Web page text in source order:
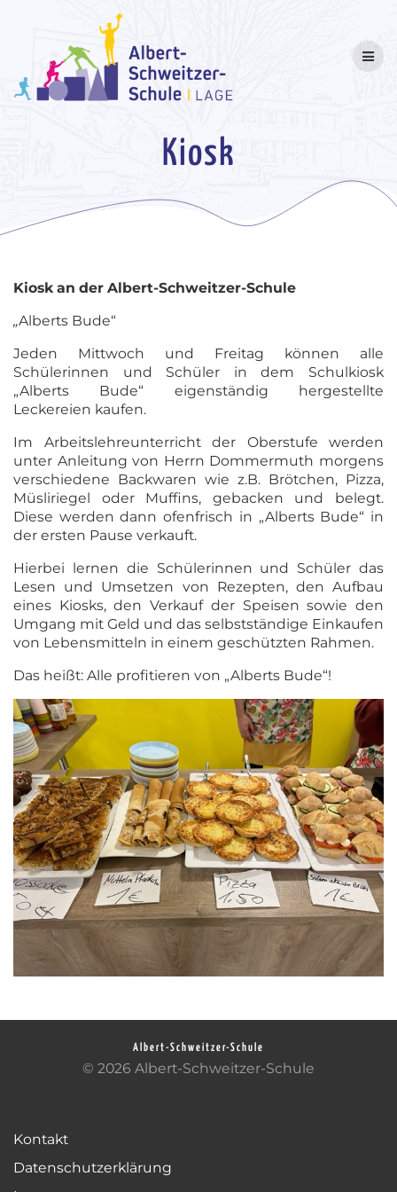
Kiosk
Kiosk an der Albert-Schweitzer-Schule
„Alberts Bude“
Jeden Mittwoch und Freitag können alle
Schülerinnen und Schüler in dem Schulkiosk
„Alberts Bude“ eigenständig hergestellte
Leckereien kaufen.
Im Arbeitslehreunterricht der Oberstufe werden
unter Anleitung von Herrn Dommermuth morgens
verschiedene Backwaren wie z.B. Brötchen, Pizza,
Müsliriegel oder Muffins, gebacken und belegt.
Diese werden dann ofenfrisch in „Alberts Bude“ in
der ersten Pause verkauft.
Hierbei lernen die Schülerinnen und Schüler das
Lesen und Umsetzen von Rezepten, den Aufbau
eines Kiosks, den Verkauf der Speisen sowie den
Umgang mit Geld und das selbstständige Einkaufen
von Lebensmitteln in einem geschützten Rahmen.
Das heißt: Alle profitieren von „Alberts Bude“!
Albert-Schweitzer-Schule
© 2026 Albert-Schweitzer-Schule
Kontakt
Datenschutzerklärung